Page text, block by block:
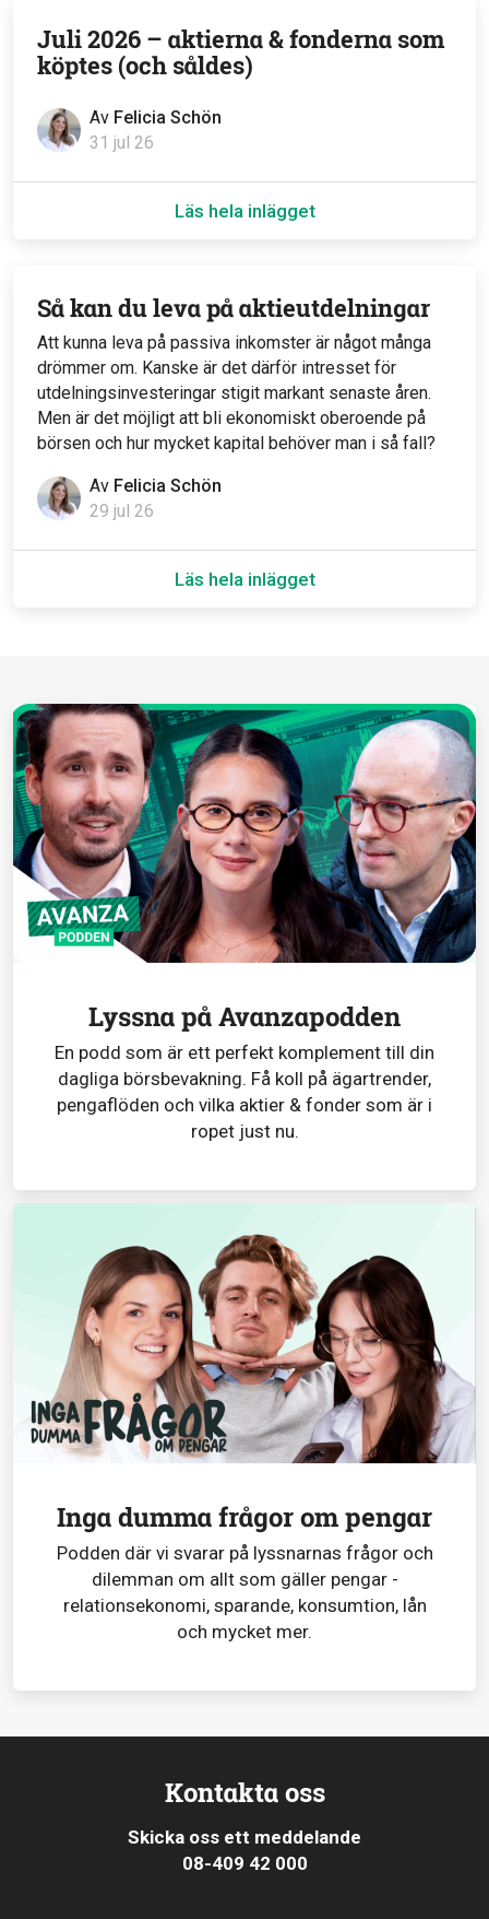
Av Felicia Schön
31 jul 26
Juli 2026 – aktierna & fonderna som
köptes (och såldes)
Läs hela inlägget
Av Felicia Schön
29 jul 26
Så kan du leva på aktieutdelningar
Att kunna leva på passiva inkomster är något många
drömmer om. Kanske är det därför intresset för
utdelningsinvesteringar stigit markant senaste åren.
Men är det möjligt att bli ekonomiskt oberoende på
börsen och hur mycket kapital behöver man i så fall?
Läs hela inlägget
Lyssna på Avanzapodden
En podd som är ett perfekt komplement till din
dagliga börsbevakning. Få koll på ägartrender,
pengaflöden och vilka aktier & fonder som är i
ropet just nu.
Inga dumma frågor om pengar
Podden där vi svarar på lyssnarnas frågor och
dilemman om allt som gäller pengar -
relationsekonomi, sparande, konsumtion, lån
och mycket mer.
Kontakta oss
Skicka oss ett meddelande
08-409 42 000